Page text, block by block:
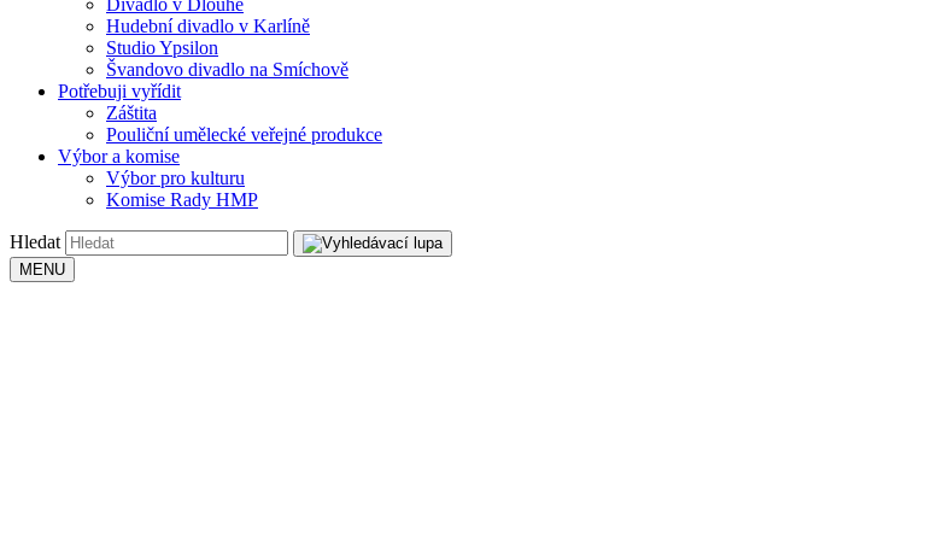
Divadlo v Dlouhé
Hudební divadlo v Karlíně
Studio Ypsilon
Švandovo divadlo na Smíchově
Potřebuji vyřídit
Záštita
Pouliční umělecké veřejné produkce
Výbor a komise
Výbor pro kulturu
Komise Rady HMP
Hledat
MENU